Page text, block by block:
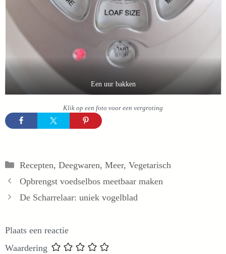
Een uur bakken
Klik op een foto voor een vergroting
Categorieën
Recepten, Deegwaren, Meer, Vegetarisch
Opbrengst voedselbos meetbaar maken
De Scharrelaar: uniek vogelblad
Plaats een reactie
Waardering